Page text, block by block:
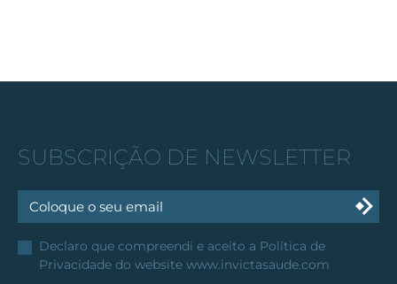
SUBSCRIÇÃO DE NEWSLETTER
Declaro que compreendi e aceito a Política de
Privacidade do website www.invictasaude.com